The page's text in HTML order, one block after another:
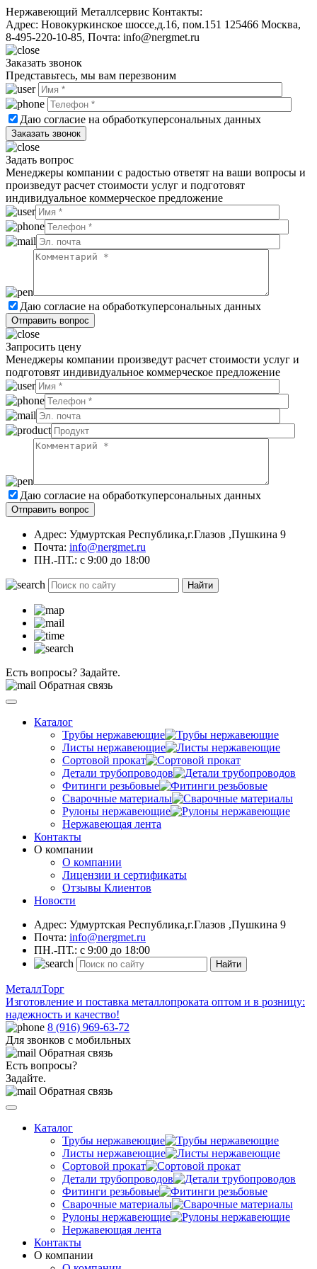
Нержавеющий Металлсервис Контакты:
Адрес: Новокуркинское шоссе,д.16, пом.151 125466 Москва,
8-495-220-10-85, Почта: info@nergmet.ru
Заказать звонок
Представьтесь, мы вам перезвоним
Даю согласие на обработкуперсональных данных
Задать вопрос
Менеджеры компании с радостью ответят на ваши вопросы и
произведут расчет стоимости услуг и подготовят
индивидуальное коммерческое предложение
Даю согласие на обработкуперсональных данных
Запросить цену
Менеджеры компании произведут расчет стоимости услуг и
подготовят индивидуальное коммерческое предложение
Даю согласие на обработкуперсональных данных
Адрес: Удмуртская Республика,г.Глазов ,Пушкина 9
Почта: info@nergmet.ru
ПН.-ПТ.: с 9:00 до 18:00
Найти
Есть вопросы? Задайте.
Обратная связь
Каталог
Трубы нержавеющие
Листы нержавеющие
Сортовой прокат
Детали трубопроводов
Фитинги резьбовые
Сварочные материалы
Рулоны нержавеющие
Нержавеющая лента
Контакты
О компании
О компании
Лицензии и сертификаты
Отзывы Клиентов
Новости
Адрес: Удмуртская Республика,г.Глазов ,Пушкина 9
Почта: info@nergmet.ru
ПН.-ПТ.: с 9:00 до 18:00
Найти
МеталлТорг
Изготовление и поставка металлопроката оптом и в розницу:
надежность и качество!
8 (916) 969-63-72
Для звонков с мобильных
Обратная связь
Есть вопросы?
Задайте.
Обратная связь
Каталог
Трубы нержавеющие
Листы нержавеющие
Сортовой прокат
Детали трубопроводов
Фитинги резьбовые
Сварочные материалы
Рулоны нержавеющие
Нержавеющая лента
Контакты
О компании